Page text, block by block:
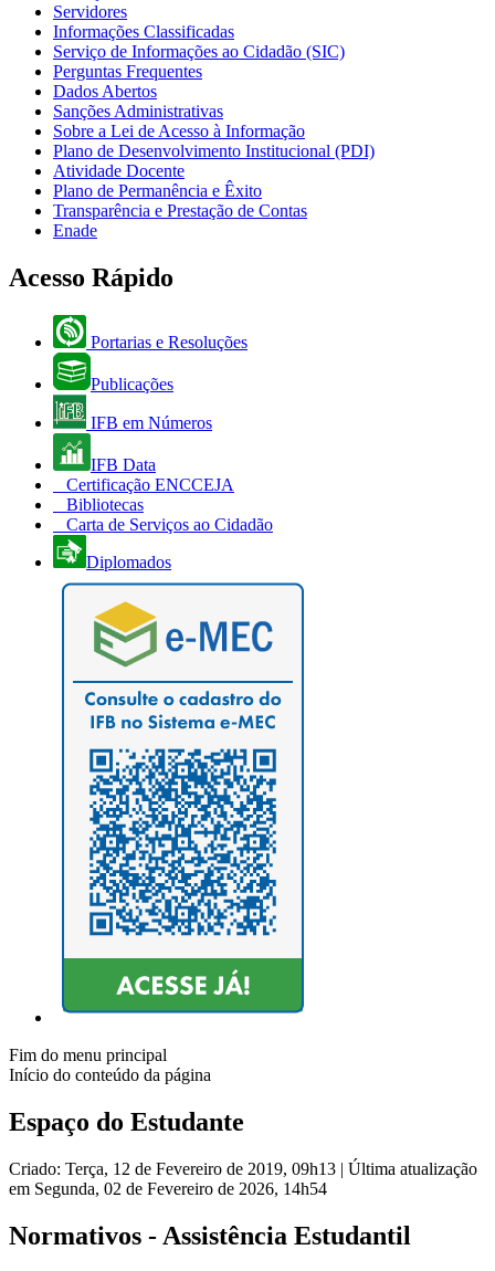
Servidores
Informações Classificadas
Serviço de Informações ao Cidadão (SIC)
Perguntas Frequentes
Dados Abertos
Sanções Administrativas
Sobre a Lei de Acesso à Informação
Plano de Desenvolvimento Institucional (PDI)
Atividade Docente
Plano de Permanência e Êxito
Transparência e Prestação de Contas
Enade
Acesso Rápido
Portarias e Resoluções
Publicações
IFB em Números
IFB Data
Certificação ENCCEJA
Bibliotecas
Carta de Serviços ao Cidadão
Diplomados
Fim do menu principal
Início do conteúdo da página
Espaço do Estudante
Criado: Terça, 12 de Fevereiro de 2019, 09h13 | Última atualização
em Segunda, 02 de Fevereiro de 2026, 14h54
Normativos - Assistência Estudantil